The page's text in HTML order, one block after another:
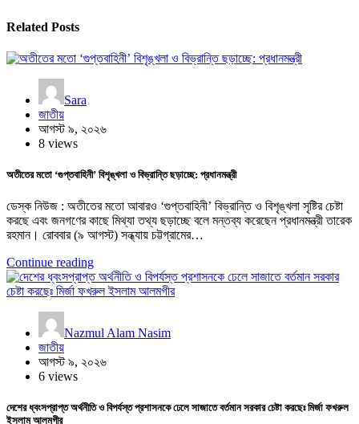
Related Posts
Sara
জাতীয়
আগস্ট ৯, ২০২৬
8 views
অতীতের মতো ‘গুপ্তবাহিনী’ বিশৃঙ্খলা ও বিভ্রান্তি ছড়াচ্ছে: প্রধানমন্ত্রী
ডেস্ক নিউজ : অতীতের মতো আবারও ‘গুপ্তবাহিনী’ বিভ্রান্তি ও বিশৃঙ্খলা সৃষ্টির চেষ্টা
করছে এবং জনগণের কাছে মিথ্যা তথ্য ছড়াচ্ছে বলে মন্তব্য করেছেন প্রধানমন্ত্রী তারেক
রহমান। রোববার (৯ আগস্ট) সন্ধ্যায় চট্টগ্রামের…
Continue reading
Nazmul Alam Nasim
জাতীয়
আগস্ট ৯, ২০২৬
6 views
দেশের ধ্বংসপ্রাপ্ত অর্থনীতি ও বিপর্যস্ত প্রশাসনকে ঢেলে সাজাতে বর্তমান সরকার চেষ্টা করছেঃ মির্জা ফখরুল
ইসলাম আলমগীর